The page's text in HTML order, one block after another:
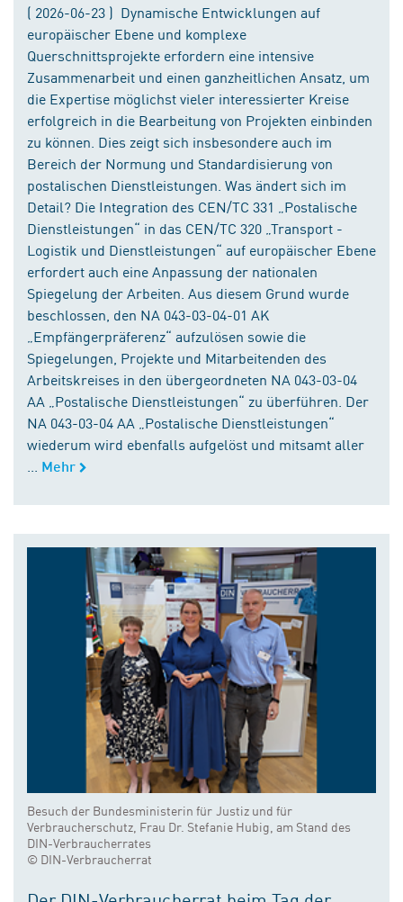
( 2026-06-23 ) Dynamische Entwicklungen auf
europäischer Ebene und komplexe
Querschnittsprojekte erfordern eine intensive
Zusammenarbeit und einen ganzheitlichen Ansatz, um
die Expertise möglichst vieler interessierter Kreise
erfolgreich in die Bearbeitung von Projekten einbinden
zu können. Dies zeigt sich insbesondere auch im
Bereich der Normung und Standardisierung von
postalischen Dienstleistungen. Was ändert sich im
Detail? Die Integration des CEN/TC 331 „Postalische
Dienstleistungen“ in das CEN/TC 320 „Transport -
Logistik und Dienstleistungen“ auf europäischer Ebene
erfordert auch eine Anpassung der nationalen
Spiegelung der Arbeiten. Aus diesem Grund wurde
beschlossen, den NA 043-03-04-01 AK
„Empfängerpräferenz“ aufzulösen sowie die
Spiegelungen, Projekte und Mitarbeitenden des
Arbeitskreises in den übergeordneten NA 043-03-04
AA „Postalische Dienstleistungen“ zu überführen. Der
NA 043-03-04 AA „Postalische Dienstleistungen“
wiederum wird ebenfalls aufgelöst und mitsamt aller
Mehr
Besuch der Bundesministerin für Justiz und für
Verbraucherschutz, Frau Dr. Stefanie Hubig, am Stand des
DIN-Verbraucherrates
© DIN-Verbraucherrat